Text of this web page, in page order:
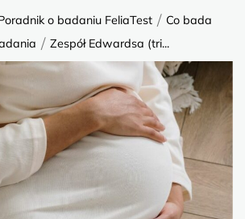
o badaniu FeliaTest / Co bada
/ Zespół Edwardsa (tri...